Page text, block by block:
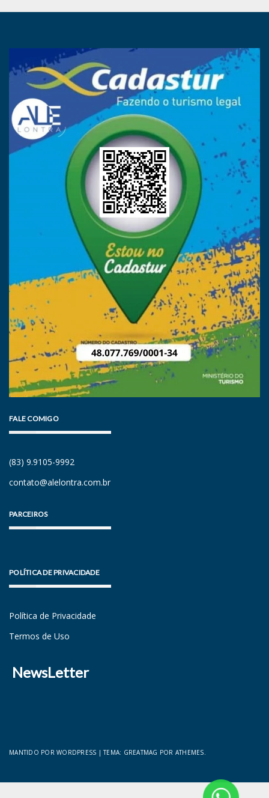
FALE COMIGO
(83) 9.9105-9992
contato@alelontra.com.br
PARCEIROS
POLÍTICA DE PRIVACIDADE
Política de Privacidade
Termos de Uso
NewsLetter
MANTIDO POR WORDPRESS |TEMA: GREATMAG POR ATHEMES.